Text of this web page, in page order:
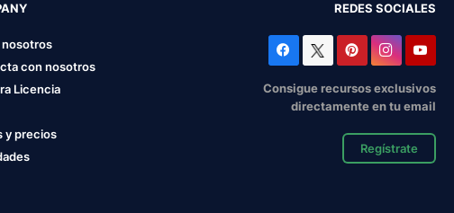
nosotros
con nosotros
Licencia
y precios
REDES SOCIALES
Consigue recursos exclusivos
directamente en tu email
Regístrate